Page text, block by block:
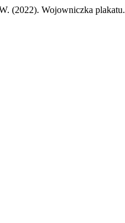
(2022). Wojowniczka plakatu.